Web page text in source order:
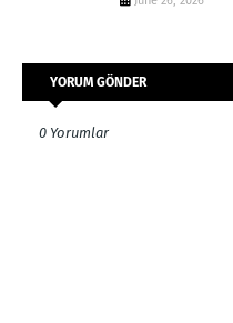
YORUM GÖNDER
0 Yorumlar